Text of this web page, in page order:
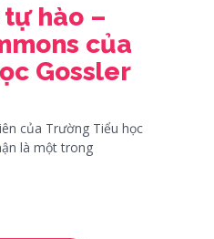
hào –
của
Gossler
của Trường Tiểu học
là một trong